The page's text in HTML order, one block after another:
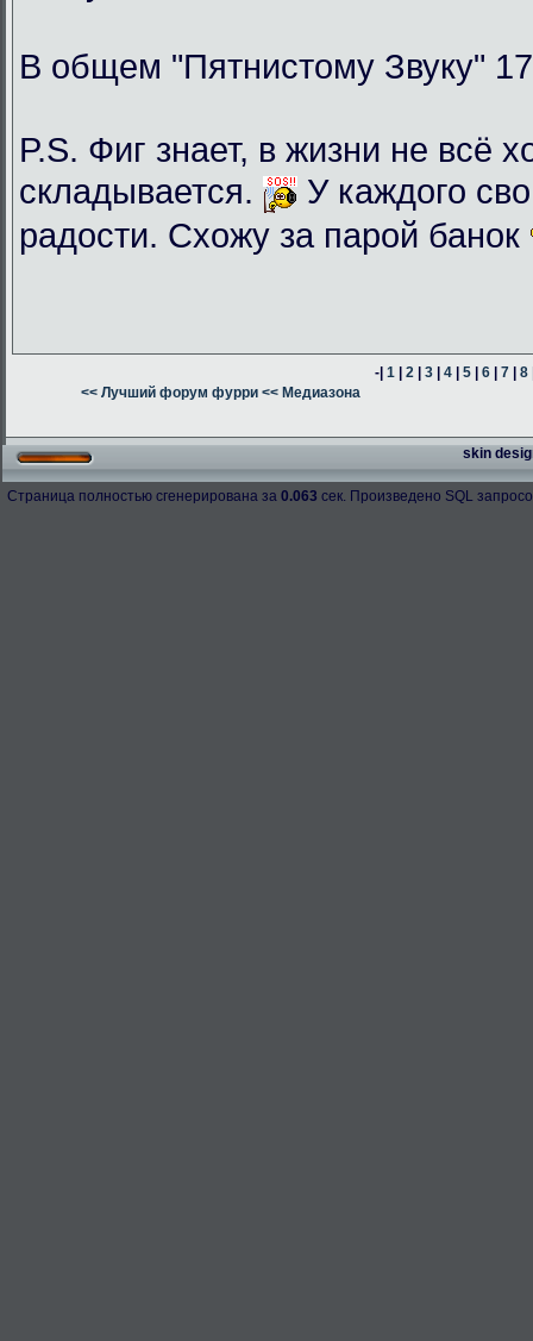
В общем "Пятнистому Звуку"
P.S. Фиг знает, в жизни не всё
складывается.
У каждого
радости. Схожу за парой банок
-|1 |2 |3 |4 |5 |6 |7 |8
<< Лучший форум фурри << Медиазона
skin
Страница полностью сгенерирована за 0.063 сек. Произведено SQL